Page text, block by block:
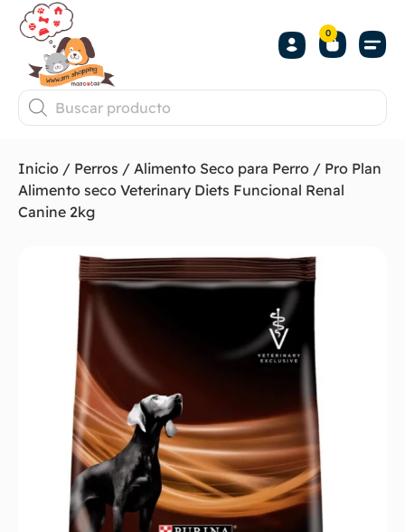
0
Inicio / Perros / Alimento Seco para Perro / Pro Plan
Alimento seco Veterinary Diets Funcional Renal
Canine 2kg